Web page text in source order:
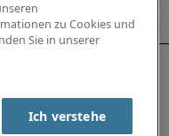
zu Cookies und
Sie in unserer
Ich verstehe